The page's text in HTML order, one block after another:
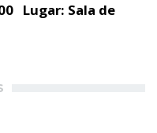
Lugar: Sala de